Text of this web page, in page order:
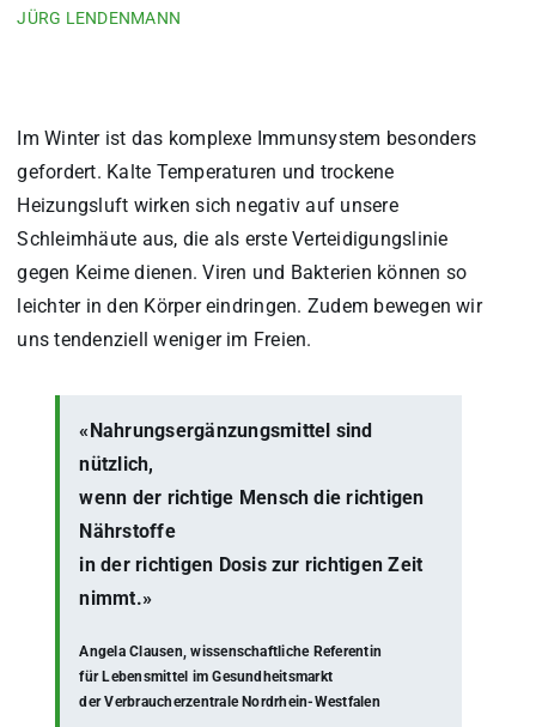
JÜRG LENDENMANN
Im Winter ist das komplexe Immunsystem besonders
gefordert. Kalte Temperaturen und trockene
Heizungsluft wirken sich negativ auf unsere
Schleimhäute aus, die als erste Verteidigungslinie
gegen Keime dienen. Viren und Bakterien können so
leichter in den Körper eindringen. Zudem bewegen wir
uns tendenziell weniger im Freien.
«Nahrungsergänzungsmittel sind
nützlich,
wenn der richtige Mensch die richtigen
Nährstoffe
in der richtigen Dosis zur richtigen Zeit
nimmt.»
Angela Clausen, wissenschaftliche Referentin
für Lebensmittel im Gesundheitsmarkt
der Verbraucherzentrale Nordrhein-Westfalen